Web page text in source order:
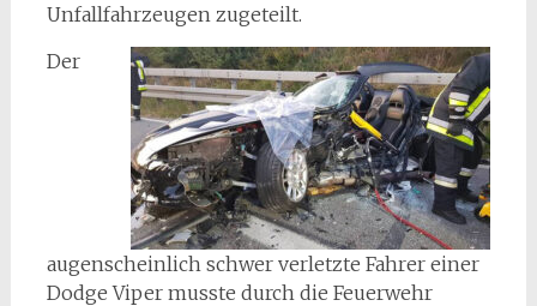
Unfallfahrzeugen zugeteilt.
Der
augenscheinlich schwer verletzte Fahrer einer
Dodge Viper musste durch die Feuerwehr